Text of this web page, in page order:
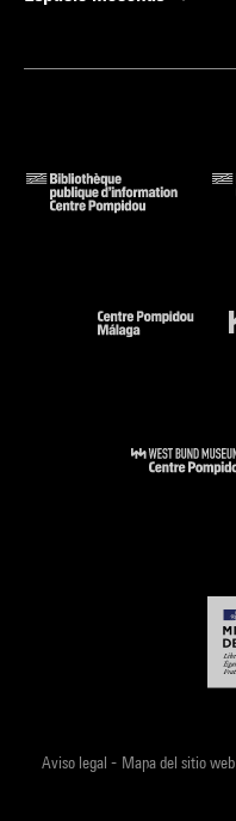
Aviso legal - Mapa del sitio web